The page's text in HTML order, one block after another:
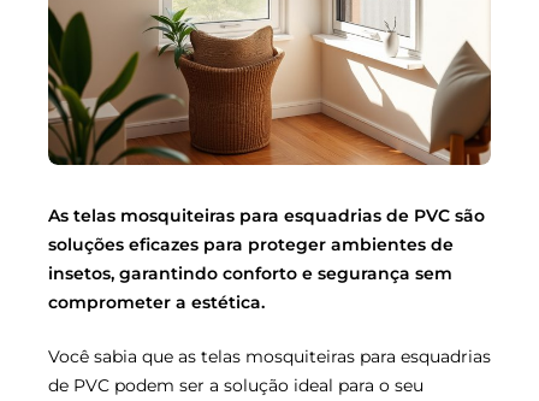
As telas mosquiteiras para esquadrias de PVC são
soluções eficazes para proteger ambientes de
insetos, garantindo conforto e segurança sem
comprometer a estética.
Você sabia que as telas mosquiteiras para esquadrias
de PVC podem ser a solução ideal para o seu